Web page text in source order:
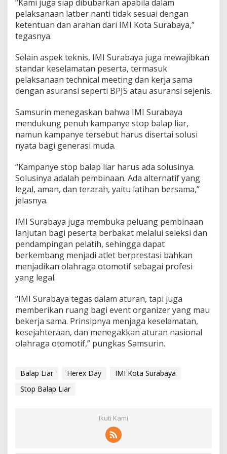
“Kami juga siap dibubarkan apabila dalam
pelaksanaan latber nanti tidak sesuai dengan
ketentuan dan arahan dari IMI Kota Surabaya,”
tegasnya.
Selain aspek teknis, IMI Surabaya juga mewajibkan
standar keselamatan peserta, termasuk
pelaksanaan technical meeting dan kerja sama
dengan asuransi seperti BPJS atau asuransi sejenis.
Samsurin menegaskan bahwa IMI Surabaya
mendukung penuh kampanye stop balap liar,
namun kampanye tersebut harus disertai solusi
nyata bagi generasi muda.
“Kampanye stop balap liar harus ada solusinya.
Solusinya adalah pembinaan. Ada alternatif yang
legal, aman, dan terarah, yaitu latihan bersama,”
jelasnya.
IMI Surabaya juga membuka peluang pembinaan
lanjutan bagi peserta berbakat melalui seleksi dan
pendampingan pelatih, sehingga dapat
berkembang menjadi atlet berprestasi bahkan
menjadikan olahraga otomotif sebagai profesi
yang legal.
“IMI Surabaya tegas dalam aturan, tapi juga
memberikan ruang bagi event organizer yang mau
bekerja sama. Prinsipnya menjaga keselamatan,
kesejahteraan, dan menegakkan aturan nasional
olahraga otomotif,” pungkas Samsurin.
Balap Liar Herex Day
IMI Kota Surabaya
Stop Balap Liar
Ikuti Kami